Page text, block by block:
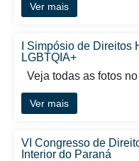
Ver mais
I Simpósio de
LGBTQIA+
Veja todas as fotos
Ver mais
VI Congresso de
Interior do Paraná